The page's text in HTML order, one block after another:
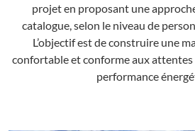
projet en proposant une
catalogue, selon le niveau de
L’objectif est de construire une
confortable et conforme aux attentes
performance